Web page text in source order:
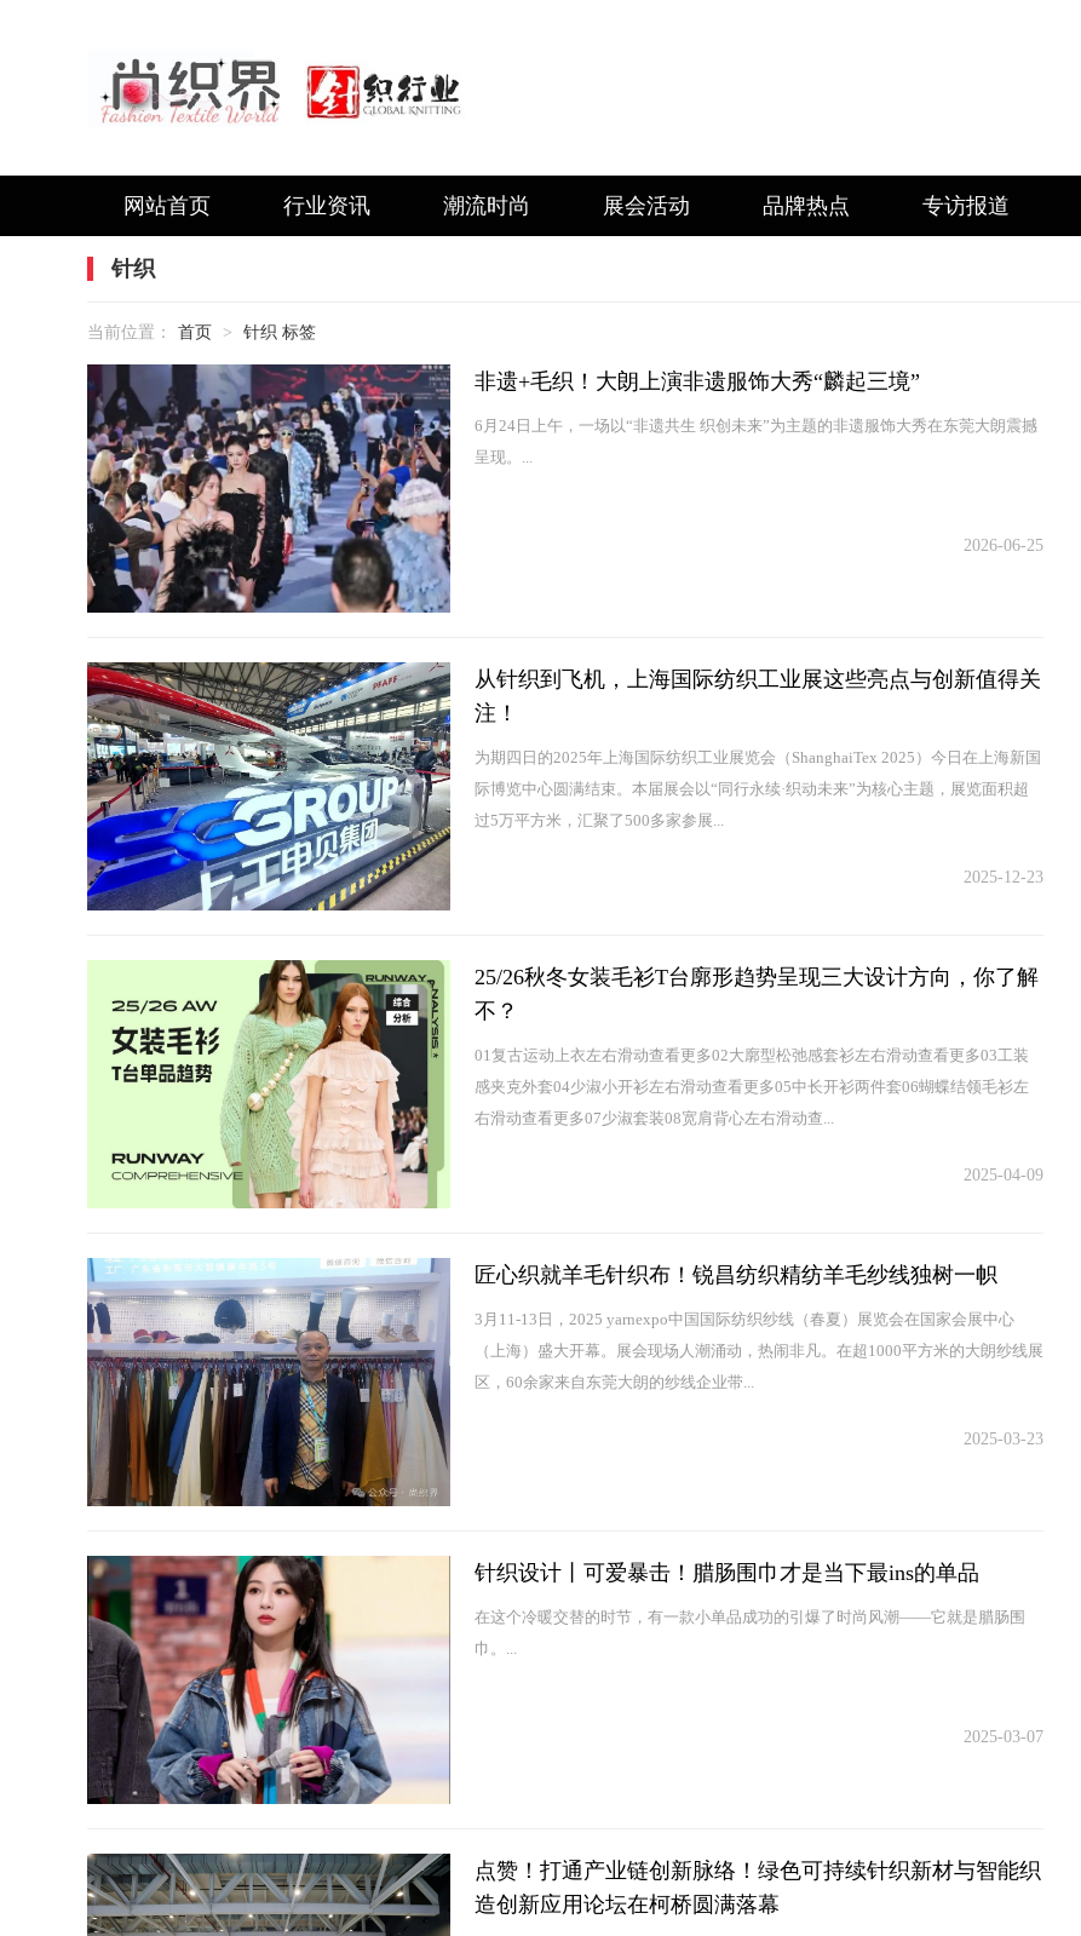
网站首页 行业资讯 潮流时尚 展会活动 品牌热点 专访报道
针织
当前位置： 首页 > 针织 标签
非遗+毛织！大朗上演非遗服饰大秀“麟起三境”
6月24日上午，一场以“非遗共生 织创未来”为主题的非遗服饰大秀在东莞大朗震撼
呈现。...
2026-06-25
从针织到飞机，上海国际纺织工业展这些亮点与创新值得关
注！
为期四日的2025年上海国际纺织工业展览会（ShanghaiTex 2025）今日在上海新国
际博览中心圆满结束。本届展会以“同行永续·织动未来”为核心主题，展览面积超
过5万平方米，汇聚了500多家参展...
2025-12-23
25/26秋冬女装毛衫T台廓形趋势呈现三大设计方向，你了解
不？
01复古运动上衣左右滑动查看更多02大廓型松弛感套衫左右滑动查看更多03工装
感夹克外套04少淑小开衫左右滑动查看更多05中长开衫两件套06蝴蝶结领毛衫左
右滑动查看更多07少淑套装08宽肩背心左右滑动查...
2025-04-09
匠心织就羊毛针织布！锐昌纺织精纺羊毛纱线独树一帜
3月11-13日，2025 yarnexpo中国国际纺织纱线（春夏）展览会在国家会展中心
（上海）盛大开幕。展会现场人潮涌动，热闹非凡。在超1000平方米的大朗纱线展
区，60余家来自东莞大朗的纱线企业带...
2025-03-23
针织设计丨可爱暴击！腊肠围巾才是当下最ins的单品
在这个冷暖交替的时节，有一款小单品成功的引爆了时尚风潮——它就是腊肠围
巾。...
2025-03-07
点赞！打通产业链创新脉络！绿色可持续针织新材与智能织
造创新应用论坛在柯桥圆满落幕